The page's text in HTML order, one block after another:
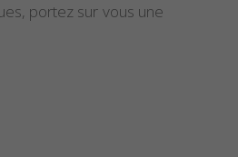
portez sur vous une